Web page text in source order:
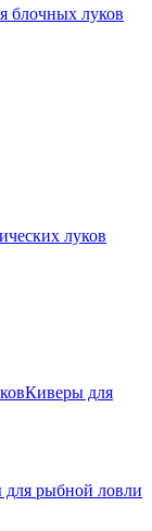
луков
Киверы для